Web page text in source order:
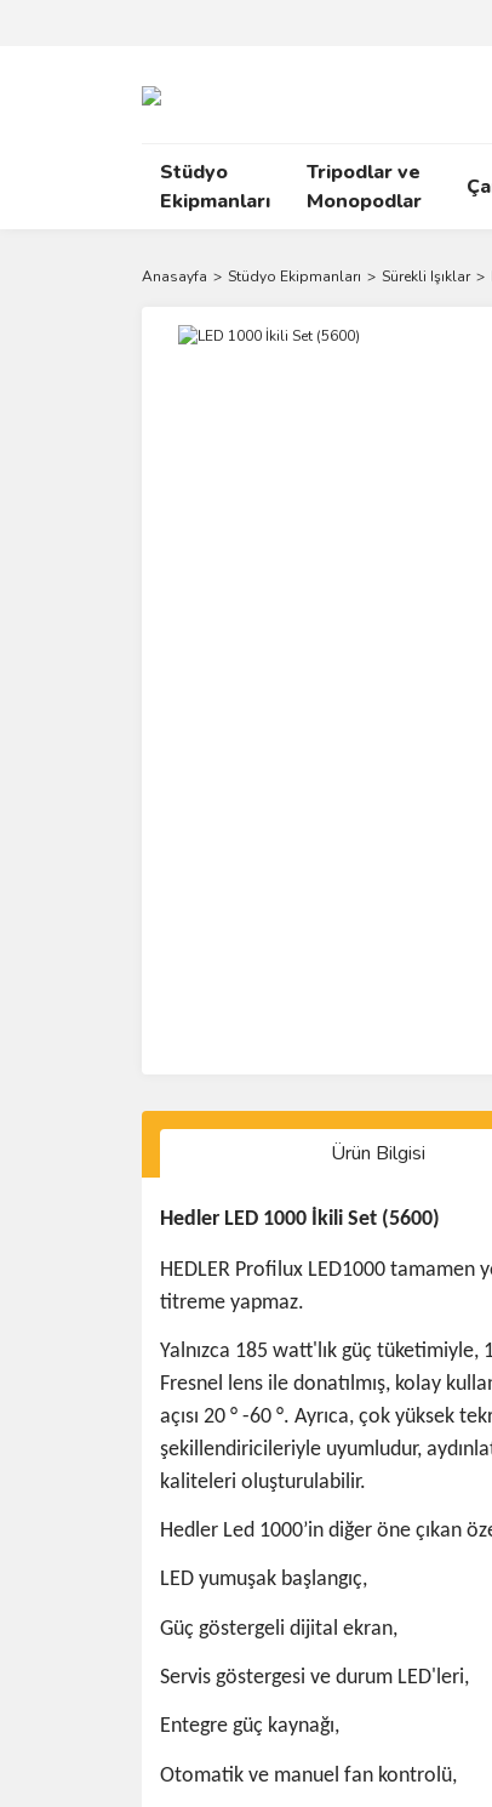
Stüdyo
Ekipmanları
Tripodlar ve
Monopodlar
Anasayfa Stüdyo Ekipmanları Sürekli Işıklar
Ürün Bilgisi
Hedler LED 1000 İkili Set (5600)
HEDLER Profilux LED1000 tamamen
titreme yapmaz.
Yalnızca 185 watt'lık güç tüketimiyle,
Fresnel lens ile donatılmış, kolay
açısı 20 ° -60 °. Ayrıca, çok yüksek
şekillendiricileriyle uyumludur,
kaliteleri oluşturulabilir.
Hedler Led 1000’in diğer öne çıkan
LED yumuşak başlangıç,
Güç göstergeli dijital ekran,
Servis göstergesi ve durum LED'leri,
Entegre güç kaynağı,
Otomatik ve manuel fan kontrolü,